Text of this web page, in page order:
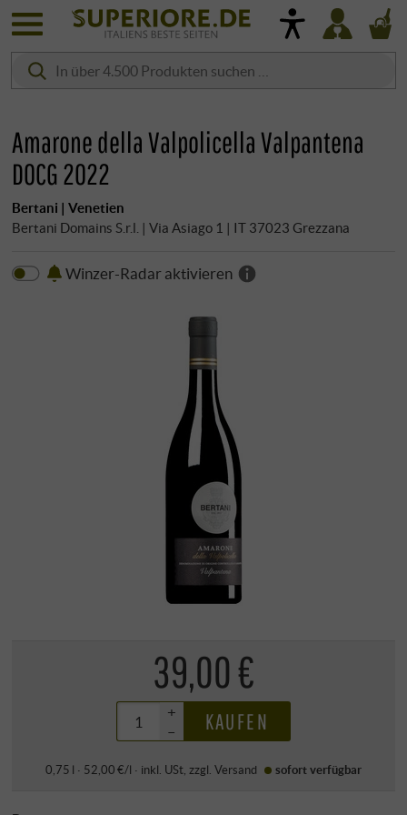
Amarone della Valpolicella Valpantena
DOCG 2022
Bertani | Venetien
Bertani Domains S.r.l. | Via Asiago 1 | IT 37023 Grezzana
Winzer-Radar aktivieren
39,00 €
+
–
KAUFEN
0,75 l · 52,00 €/l · inkl. USt , zzgl.Versand sofort verfügbar